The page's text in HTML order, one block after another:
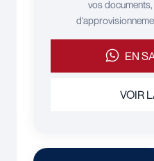
vos
EN
VOIR